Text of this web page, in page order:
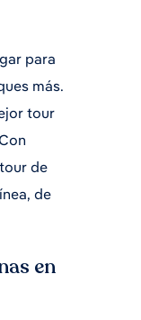
para
más.
tour
de
de
en